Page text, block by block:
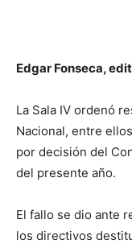
Edgar Fonseca,
La Sala IV ordenó
Nacional, entre
por decisión del
del presente año.
El fallo se dio ante
los directivos